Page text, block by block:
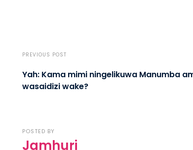
PREVIOUS POST
Yah: Kama mimi ningelikuwa Manumba
wasaidizi wake?
POSTED BY
Jamhuri